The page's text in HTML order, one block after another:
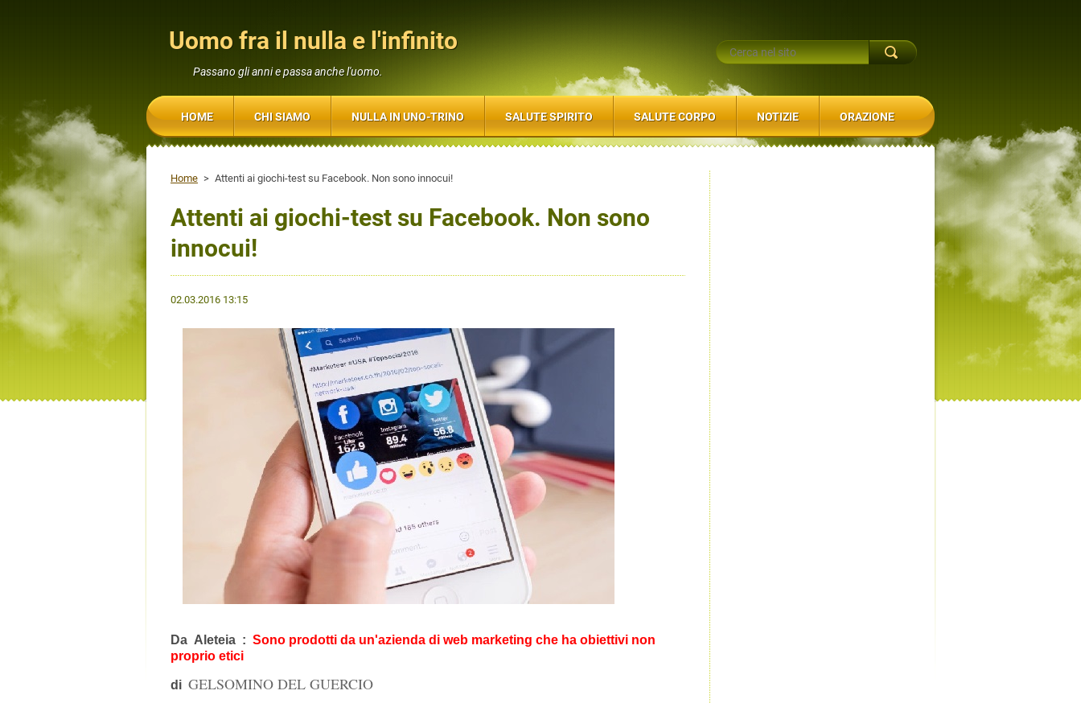
Uomo fra il nulla e l'infinito
Passano gli anni e passa anche l'uomo.
Home > Attenti ai giochi-test su Facebook. Non sono innocui!
Attenti ai giochi-test su Facebook. Non sono
innocui!
02.03.2016 13:15
Da Aleteia : Sono prodotti da un'azienda di web marketing che ha obiettivi non
proprio etici
di GELSOMINO DEL GUERCIO
HOME CHI SIAMO NULLA IN UNO-TRINO SALUTE SPIRITO SALUTE CORPO NOTIZIE ORAZIONE